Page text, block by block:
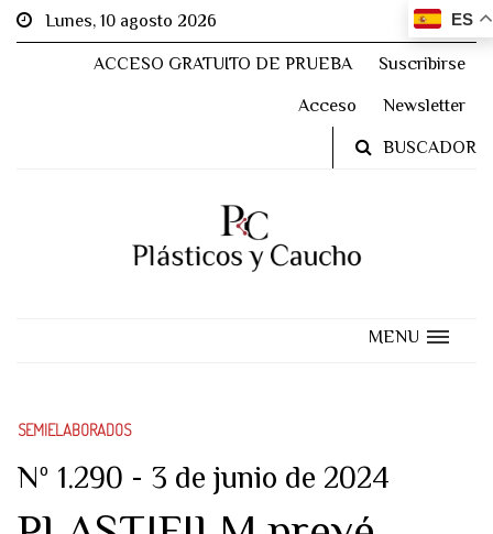
ES
Lunes, 10 agosto 2026
ACCESO GRATUITO DE PRUEBA Suscribirse
Acceso Newsletter
BUSCADOR
MENU
SEMIELABORADOS
Nº 1.290 - 3 de junio de 2024